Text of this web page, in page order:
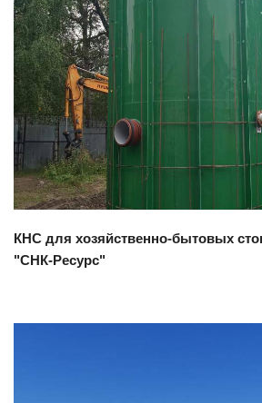
КНС для хозяйственно-бытовых
"СНК-Ресурс"